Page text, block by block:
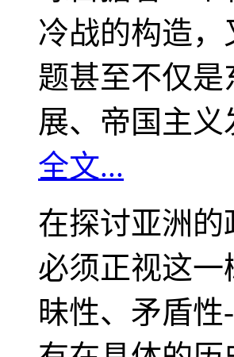
冷战的构造
题甚至不仅
展、帝国主
全文...
在探讨亚洲
必须正视这
昧性、矛盾